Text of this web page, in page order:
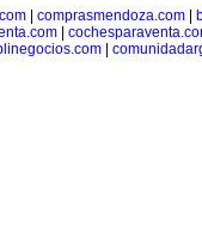
| comprasmendoza.com|
|